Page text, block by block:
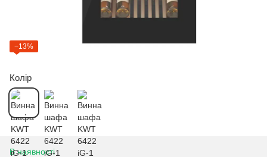
−13%
Колір
В наявності